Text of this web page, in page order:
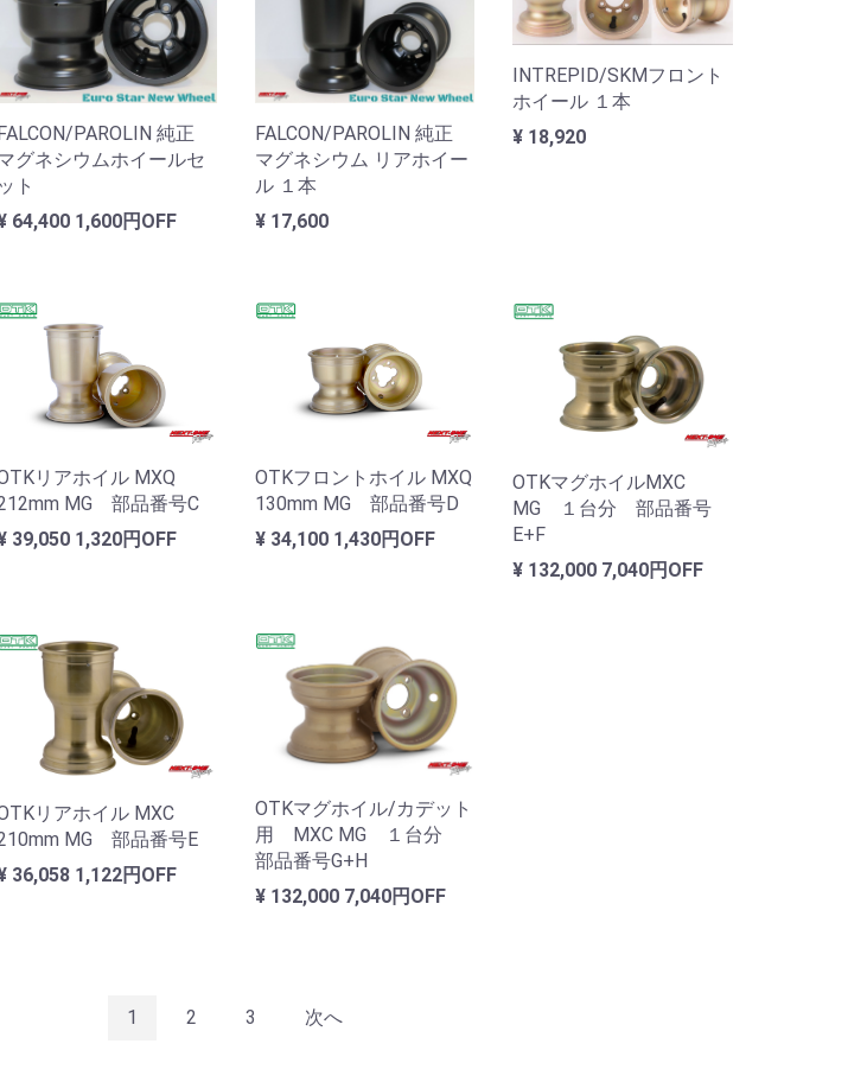
PAROLIN 純正
グネシウムホイールセ
ット
64,400 1,600円OFF
FALCON/PAROLIN 純正
マグネシウム リアホイー
ル １本
¥ 17,600
INTREPID/SKMフロント
ホイール １本
¥ 18,920
リアホイル MXQ
MG 部品番号C
39,050 1,320円OFF
OTKフロントホイル MXQ
130mm MG 部品番号D
¥ 34,100 1,430円OFF
OTKマグホイルMXC
MG １台分 部品番号
E+F
¥ 132,000 7,040円OFF
リアホイル MXC
MG 部品番号E
36,058 1,122円OFF
OTKマグホイル/カデット
用 MXC MG １台分
部品番号G+H
¥ 132,000 7,040円OFF
1 2 3 次へ